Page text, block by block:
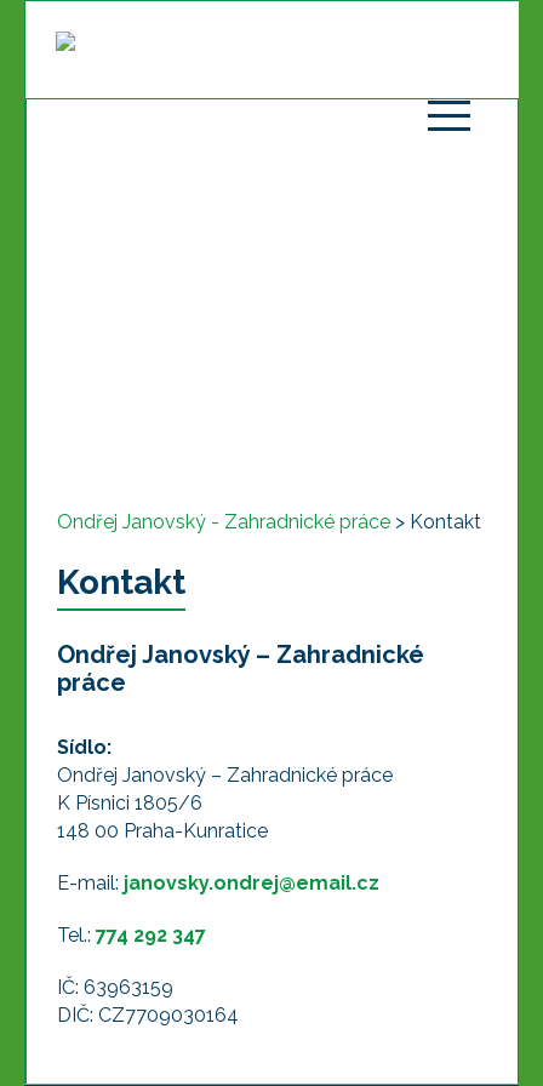
Ondřej Janovský - Zahradnické práce > Kontakt
Kontakt
Ondřej Janovský – Zahradnické
práce
Sídlo:
Ondřej Janovský – Zahradnické práce
K Písnici 1805/6
148 00 Praha-Kunratice
E-mail: janovsky.ondrej@email.cz
Tel.: 774 292 347
IČ: 63963159
DIČ: CZ7709030164